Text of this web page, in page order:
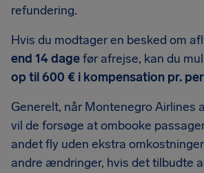
refundering.
Hvis du modtager en besked om
end 14 dagefør afrejse, kan du
op til 600 € i kompensation pr.
Generelt, når Montenegro Airlines
vil de forsøge at ombooke
andet fly uden ekstra
andre ændringer, hvis det tilbudte